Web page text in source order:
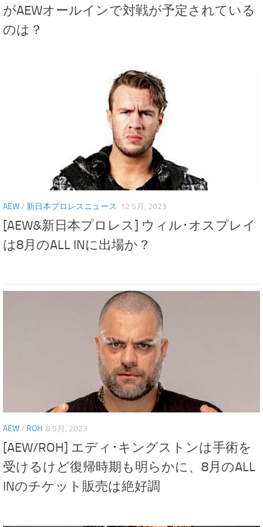
がAEWオールインで対戦が予定されている
のは？
AEW/ 新日本プロレスニュース 12 5月, 2023
[AEW&新日本プロレス] ウィル･オスプレイ
は8月のALL INに出場か？
AEW/ ROH 8 5月, 2023
[AEW/ROH] エディ･キングストンは手術を
受けるけど復帰時期も明らかに、8月のALL
INのチケット販売は絶好調